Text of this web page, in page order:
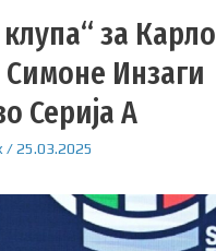
за Карло
Инзаги
Серија А
/25.03.2025